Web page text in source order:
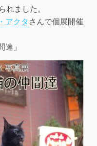
ました。
アクタ さんで個展開催
」